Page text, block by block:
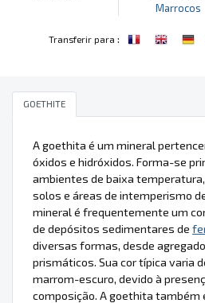
Marrocos
Transferir para :
GOETHITE
A goethita é um mineral
óxidos e hidróxidos. Forma-se
ambientes de baixa
solos e áreas de intemperismo
mineral é frequentemente um
de depósitos sedimentares de
diversas formas, desde
prismáticos. Sua cor típica varia
marrom-escuro, devido à
composição. A goethita também